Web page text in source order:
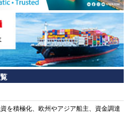
を積極化、欧州やアジア船主、資金調達